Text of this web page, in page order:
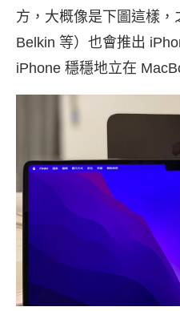
方，大概像是下圖這樣，
Belkin 等）也會推出
iPhone 穩穩地立在